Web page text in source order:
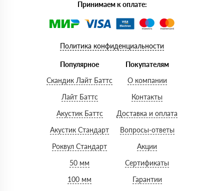
Принимаем к оплате:
Политика конфиденциальности
Популярное
Скандик Лайт Баттс
Лайт Баттс
Акустик Баттс
Акустик Стандарт
Роквул Стандарт
50 мм
100 мм
Покупателям
О компании
Контакты
Доставка и оплата
Вопросы-ответы
Акции
Сертификаты
Гарантии